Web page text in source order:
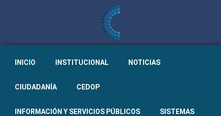
INICIO INSTITUCIONAL NOTICIAS
CIUDADANÍA CEDOP
INFORMACIÓN Y SERVICIOS PÚBLICOS SISTEMAS